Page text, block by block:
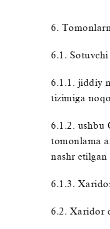
6.
6.1.
6.1.1. jiddiy
tizimiga
6.1.2.
tomonlama
nashr
6.1.3.
6.2. Xaridor